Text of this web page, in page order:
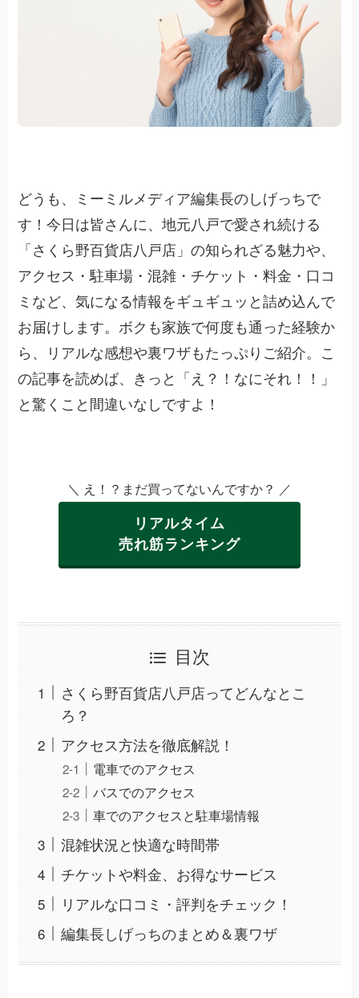
どうも、ミーミルメディア編集長のしげっちで
す！今日は皆さんに、地元八戸で愛され続ける
「さくら野百貨店八戸店」の知られざる魅力や、
アクセス・駐車場・混雑・チケット・料金・口コ
ミなど、気になる情報をギュギュッと詰め込んで
お届けします。ボクも家族で何度も通った経験か
ら、リアルな感想や裏ワザもたっぷりご紹介。こ
の記事を読めば、きっと「え？！なにそれ！！」
と驚くこと間違いなしですよ！
＼ え！？まだ買ってないんですか？ ／
リアルタイム
売れ筋ランキング
目次
さくら野百貨店八戸店ってどんなとこ
ろ？
アクセス方法を徹底解説！
電車でのアクセス
バスでのアクセス
車でのアクセスと駐車場情報
混雑状況と快適な時間帯
チケットや料金、お得なサービス
リアルな口コミ・評判をチェック！
編集長しげっちのまとめ＆裏ワザ